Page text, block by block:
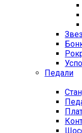
Педали